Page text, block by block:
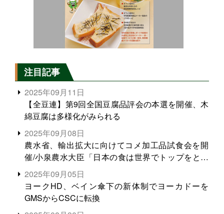
注目記事
2025年09月11日
【全豆連】第9回全国豆腐品評会の本選を開催、木
綿豆腐は多様化がみられる
2025年09月08日
農水省、輸出拡大に向けてコメ加工品試食会を開
催/小泉農水大臣「日本の食は世界でトップをとれ
る。米増産に向けて、米輸出需要の拡大を」
2025年09月05日
ヨークHD、ベイン傘下の新体制でヨーカドーを
GMSからCSCに転換